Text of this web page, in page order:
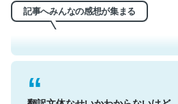
記事へみんなの感想が集まる
─今のこの状況が信じられるかい？ by ラ
翻訳文体なせいかわからないけど